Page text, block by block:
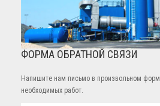
ФОРМА ОБРАТНОЙ СВЯЗИ
Напишите нам письмо в произвольном
необходимых работ.